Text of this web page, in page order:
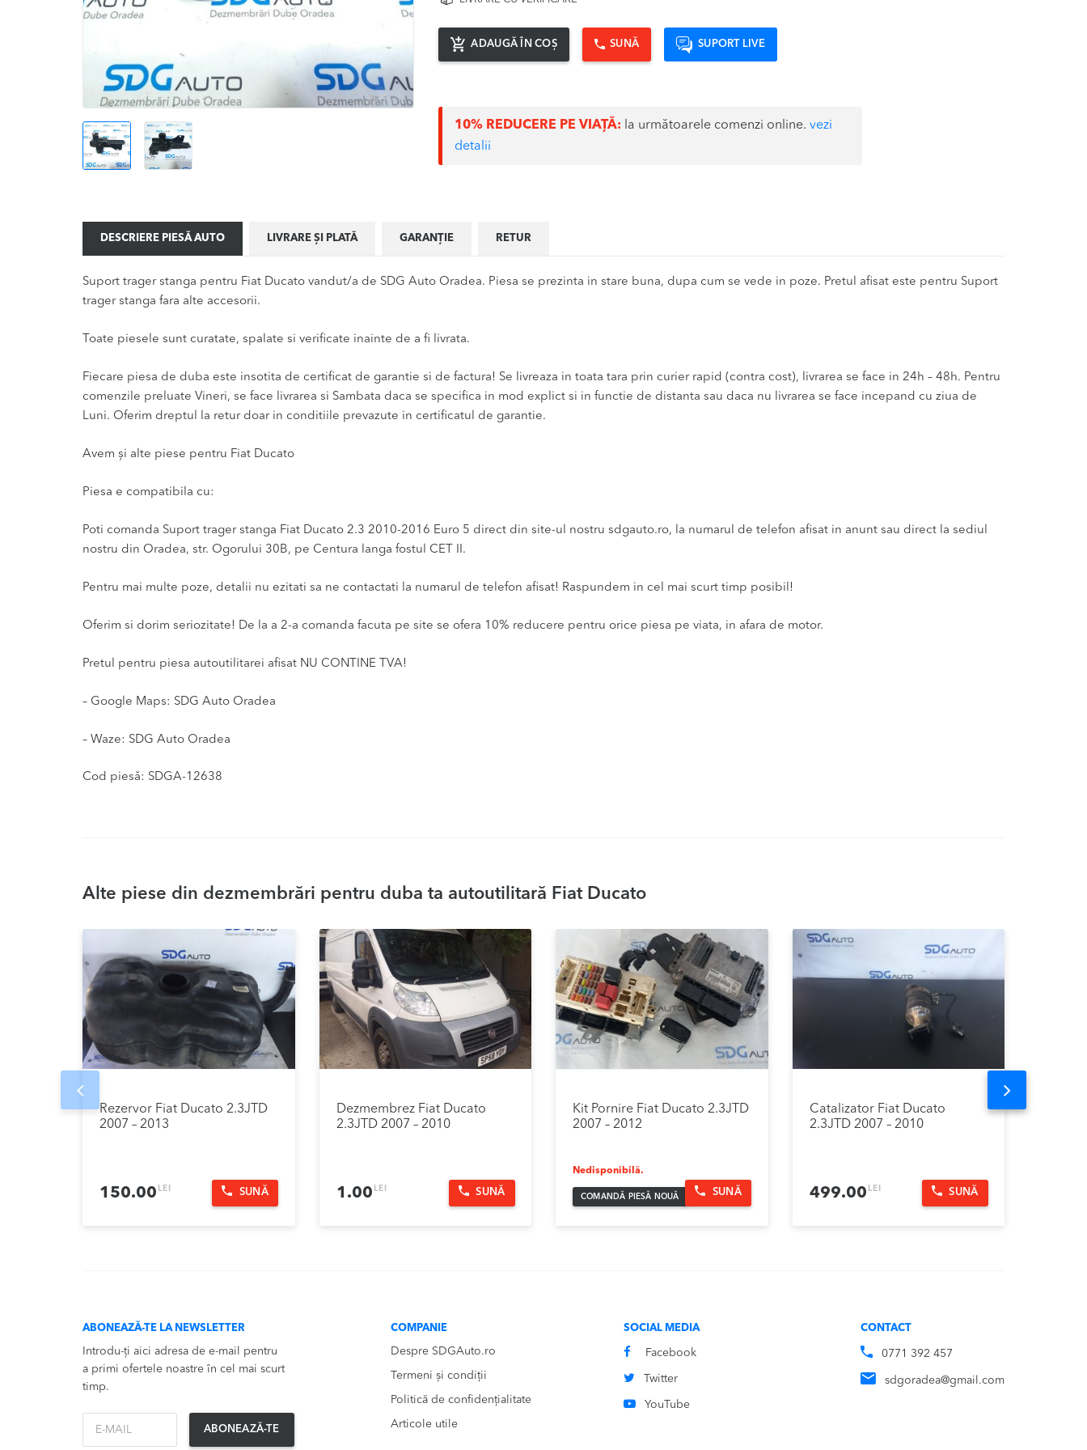
ADAUGĂ ÎN COȘ SUNĂ SUPORT LIVE
10% REDUCERE PE VIAȚĂ: la următoarele comenzi online.vezi
detalii
DESCRIERE PIESĂ AUTO LIVRARE ȘI PLATĂ GARANȚIE RETUR
Suport trager stanga pentru Fiat Ducato vandut/a de SDG Auto Oradea. Piesa se prezinta in stare buna, dupa cum se vede in poze. Pretul afisat este pentru Suport
trager stanga fara alte accesorii.
Toate piesele sunt curatate, spalate si verificate inainte de a fi livrata.
Fiecare piesa de duba este insotita de certificat de garantie si de factura! Se livreaza in toata tara prin curier rapid (contra cost), livrarea se face in 24h – 48h. Pentru
comenzile preluate Vineri, se face livrarea si Sambata daca se specifica in mod explict si in functie de distanta sau daca nu livrarea se face incepand cu ziua de
Luni. Oferim dreptul la retur doar in conditiile prevazute in certificatul de garantie.
Avem și alte piese pentru Fiat Ducato
Piesa e compatibila cu:
Poti comanda Suport trager stanga Fiat Ducato 2.3 2010-2016 Euro 5 direct din site-ul nostru sdgauto.ro, la numarul de telefon afisat in anunt sau direct la sediul
nostru din Oradea, str. Ogorului 30B, pe Centura langa fostul CET II.
Pentru mai multe poze, detalii nu ezitati sa ne contactati la numarul de telefon afisat! Raspundem in cel mai scurt timp posibil!
Oferim si dorim seriozitate! De la a 2-a comanda facuta pe site se ofera 10% reducere pentru orice piesa pe viata, in afara de motor.
Pretul pentru piesa autoutilitarei afisat NU CONTINE TVA!
– Google Maps: SDG Auto Oradea
– Waze: SDG Auto Oradea
Cod piesă: SDGA-12638
Alte piese din dezmembrări pentru duba ta autoutilitară Fiat Ducato
Rezervor Fiat Ducato 2.3JTD
2007 – 2013
150.00 LEI SUNĂ
Dezmembrez Fiat Ducato
2.3JTD 2007 – 2010
1.00 LEI SUNĂ
Kit Pornire Fiat Ducato 2.3JTD
2007 – 2012
Nedisponibilă.
COMANDĂ PIESĂ NOUĂ SUNĂ
Catalizator Fiat Ducato
2.3JTD 2007 – 2010
499.00 LEI SUNĂ
Prev Next
ABONEAZĂ-TE LA NEWSLETTER
Introdu-ți aici adresa de e-mail pentru
a primi ofertele noastre în cel mai scurt
timp.
ABONEAZĂ-TE
COMPANIE
Despre SDGAuto.ro
Termeni și condiții
Politică de confidențialitate
Articole utile
SOCIAL MEDIA
Facebook
Twitter
YouTube
CONTACT
0771 392 457
sdgoradea@gmail.com